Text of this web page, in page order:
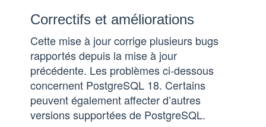
Correctifs et améliorations
Cette mise à jour corrige plusieurs bugs
rapportés depuis la mise à jour
précédente. Les problèmes ci-dessous
concernent PostgreSQL 18. Certains
peuvent également affecter d’autres
versions supportées de PostgreSQL.